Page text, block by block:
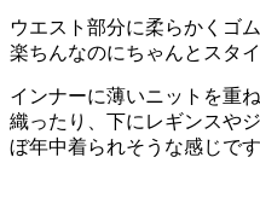
ウエスト部分に柔らかくゴ
楽ちんなのにちゃんとスタ
インナーに薄いニットを重
織ったり、下にレギンスや
ぼ年中着られそうな感じです